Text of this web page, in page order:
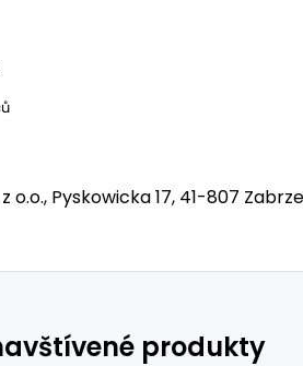
o.o., Pyskowicka 17, 41-807
produkty